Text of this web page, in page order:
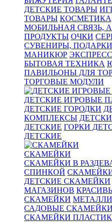
ДЕТСКИЕ ТОВАРЫ
ТОВАРЫ
МОБИЛЬНАЯ СВЯЗЬ,
ПРОДУКТЫ ОЧКИ
СУВЕНИРЫ, ПОДАРКИ
МАНИКЮР
БЫТОВАЯ ТЕХНИКА
ПАВИЛЬОНЫ ДЛЯ
ТОРГОВЫЕ МОДУЛИ
ДЕТСКИЕ ИГРОВЫЕ
ДЕТСКИЕ ГОРОДКИ
КОМПЛЕКСЫ
ДЕТСКИЕ ГОРКИ
ДЕТСКИЕ
СКАМЕЙКИ
СКАМЕЙКИ В
СПИНКОЙ
ДЕТСКИЕ СКАМЕЙКИ
МАГАЗИНОВ
СКАМЕЙКИ
САДОВЫЕ СКАМЕЙКИ
СКАМЕЙКИ